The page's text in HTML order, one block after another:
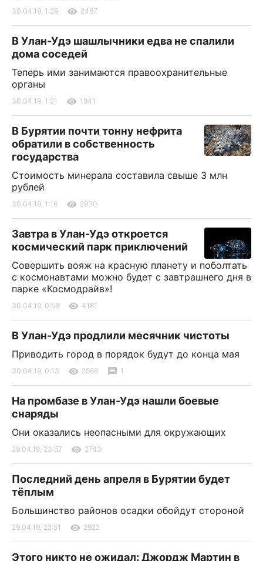
30.04.19, 1:29 2467
В Улан-Удэ шашлычники едва не спалили
дома соседей
Теперь ими занимаются правоохранительные
органы
30.04.19, 1:21 1841
В Бурятии почти тонну нефрита
обратили в собственность
государства
Стоимость минерала составила свыше 3 млн
рублей
30.04.19, 1:16 2930
Завтра в Улан-Удэ откроется
космический парк приключений
Совершить вояж на красную планету и поболтать
с космонавтами можно будет с завтрашнего дня в
парке «Космодрайв»!
30.04.19, 0:58 4181
В Улан-Удэ продлили месячник чистоты
Приводить город в порядок будут до конца мая
30.04.19, 0:13 2568 1
На промбазе в Улан-Удэ нашли боевые
снаряды
Они оказались неопасными для окружающих
29.04.19, 23:57 2743
Последний день апреля в Бурятии будет
тёплым
Большинство районов осадки обойдут стороной
29.04.19, 22:51 2922
Этого никто не ожидал: Джордж Мартин в